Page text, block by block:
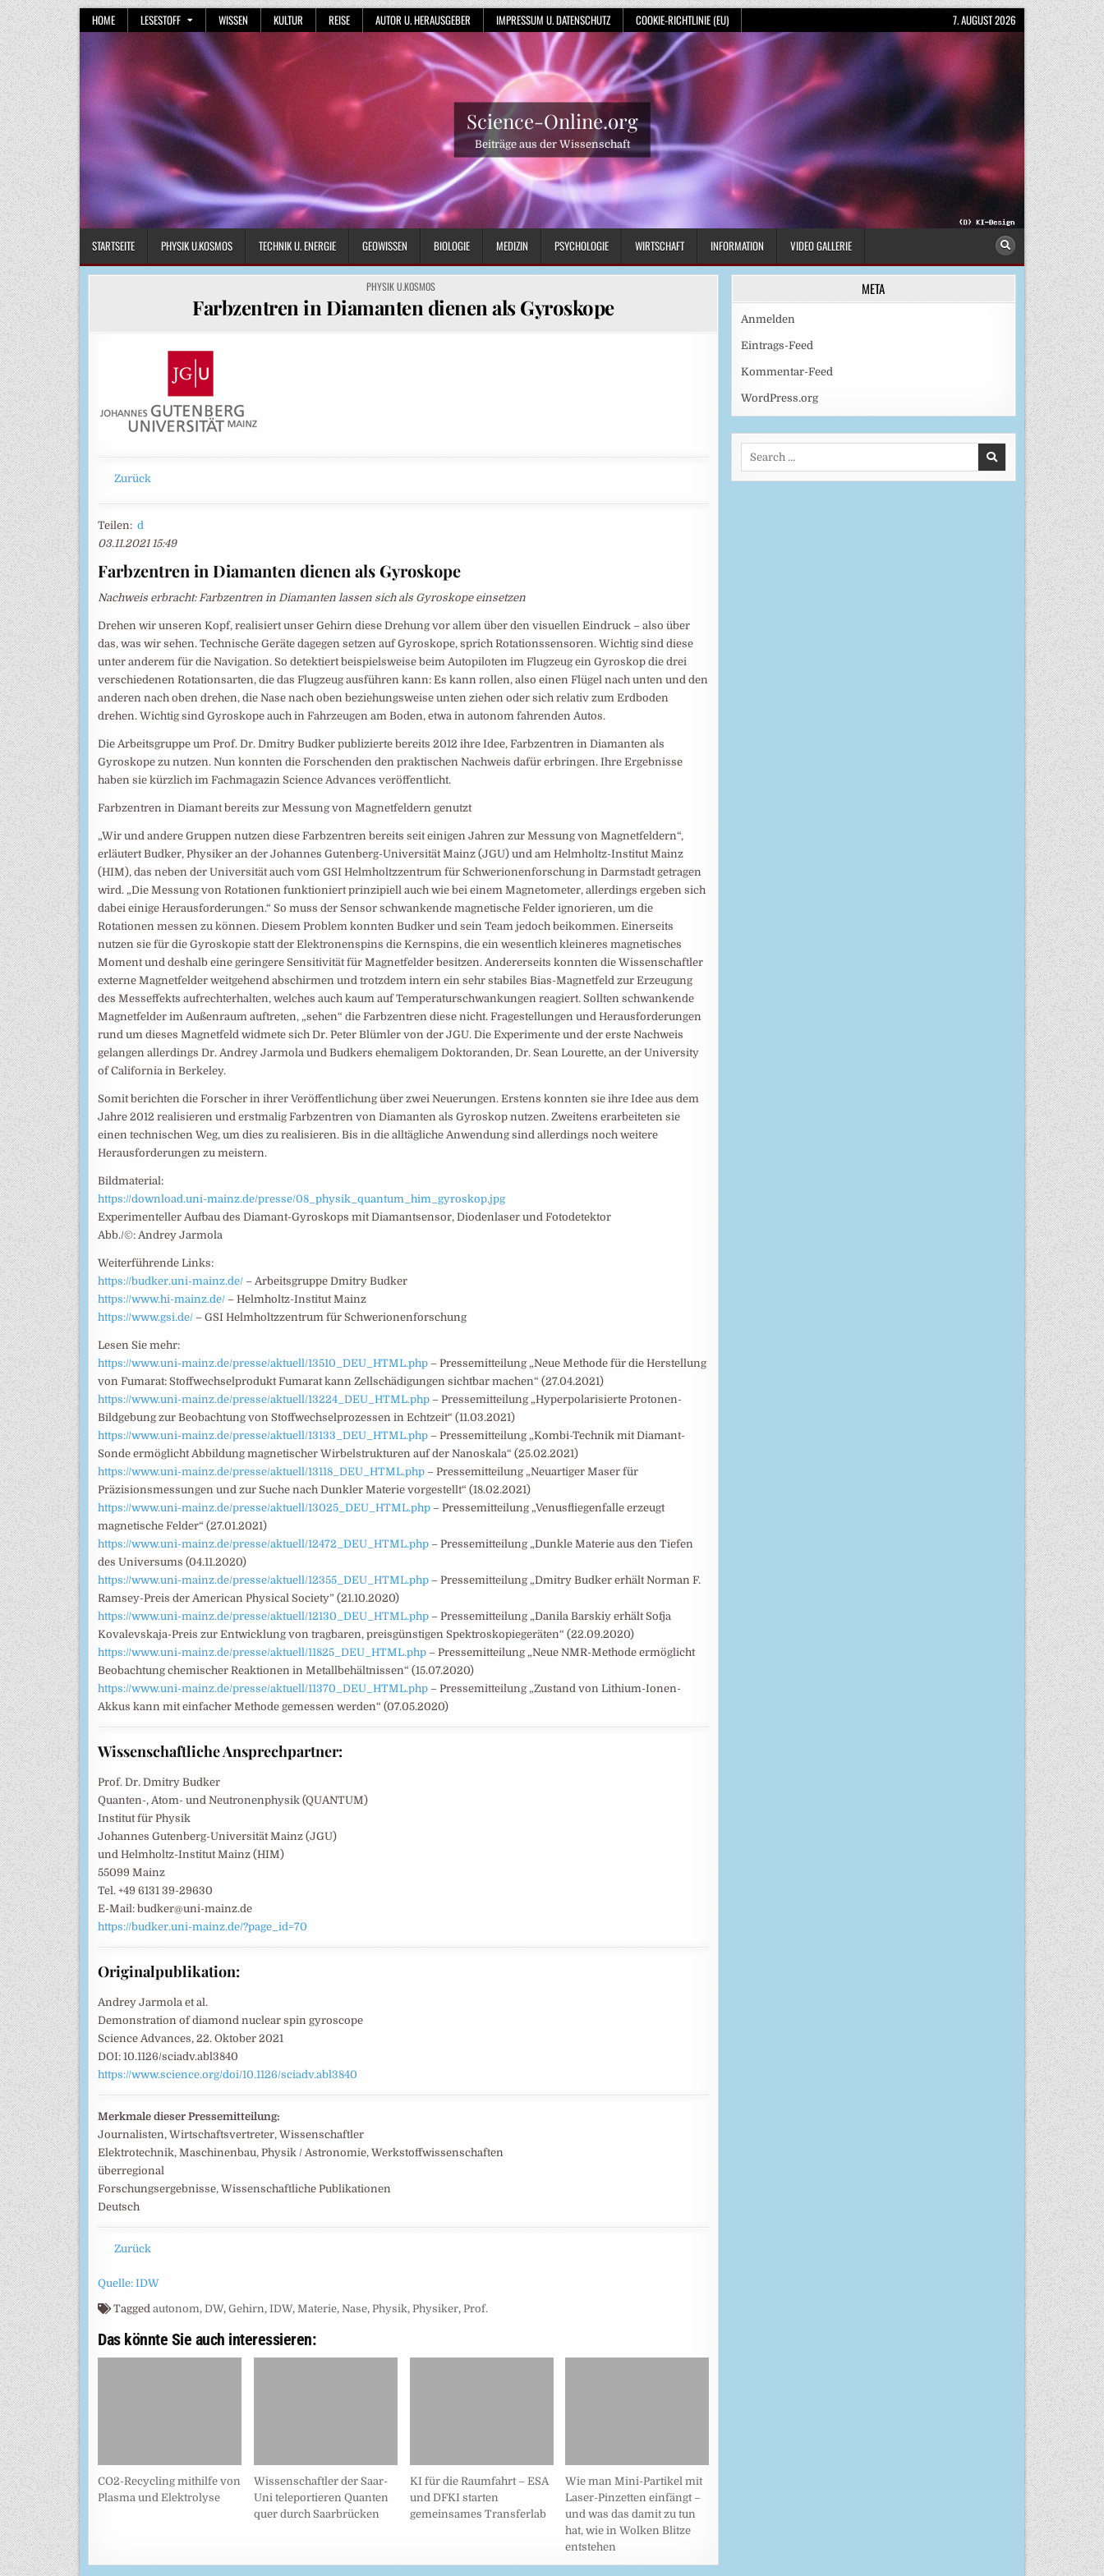
Skip
to
content
HOME LESESTOFF WISSEN KULTUR REISE AUTOR U. HERAUSGEBER IMPRESSUM U. DATENSCHUTZ COOKIE-RICHTLINIE (EU) 7. AUGUST 2026
Science-Online.org
Beiträge aus der Wissenschaft
STARTSEITE PHYSIK U.KOSMOS TECHNIK U. ENERGIE GEOWISSEN BIOLOGIE MEDIZIN PSYCHOLOGIE WIRTSCHAFT INFORMATION VIDEO GALLERIE
POSTED
IN
PHYSIK U.KOSMOS
Farbzentren in Diamanten dienen als Gyroskope
Zurück
Teilen: d
03.11.2021 15:49
Farbzentren in Diamanten dienen als Gyroskope
Nachweis erbracht: Farbzentren in Diamanten lassen sich als Gyroskope einsetzen
Drehen wir unseren Kopf, realisiert unser Gehirn diese Drehung vor allem über den visuellen Eindruck – also über
das, was wir sehen. Technische Geräte dagegen setzen auf Gyroskope, sprich Rotationssensoren. Wichtig sind diese
unter anderem für die Navigation. So detektiert beispielsweise beim Autopiloten im Flugzeug ein Gyroskop die drei
verschiedenen Rotationsarten, die das Flugzeug ausführen kann: Es kann rollen, also einen Flügel nach unten und den
anderen nach oben drehen, die Nase nach oben beziehungsweise unten ziehen oder sich relativ zum Erdboden
drehen. Wichtig sind Gyroskope auch in Fahrzeugen am Boden, etwa in autonom fahrenden Autos.
Die Arbeitsgruppe um Prof. Dr. Dmitry Budker publizierte bereits 2012 ihre Idee, Farbzentren in Diamanten als
Gyroskope zu nutzen. Nun konnten die Forschenden den praktischen Nachweis dafür erbringen. Ihre Ergebnisse
haben sie kürzlich im Fachmagazin Science Advances veröffentlicht.
Farbzentren in Diamant bereits zur Messung von Magnetfeldern genutzt
„Wir und andere Gruppen nutzen diese Farbzentren bereits seit einigen Jahren zur Messung von Magnetfeldern“,
erläutert Budker, Physiker an der Johannes Gutenberg-Universität Mainz (JGU) und am Helmholtz-Institut Mainz
(HIM), das neben der Universität auch vom GSI Helmholtzzentrum für Schwerionenforschung in Darmstadt getragen
wird. „Die Messung von Rotationen funktioniert prinzipiell auch wie bei einem Magnetometer, allerdings ergeben sich
dabei einige Herausforderungen.“ So muss der Sensor schwankende magnetische Felder ignorieren, um die
Rotationen messen zu können. Diesem Problem konnten Budker und sein Team jedoch beikommen. Einerseits
nutzen sie für die Gyroskopie statt der Elektronenspins die Kernspins, die ein wesentlich kleineres magnetisches
Moment und deshalb eine geringere Sensitivität für Magnetfelder besitzen. Andererseits konnten die Wissenschaftler
externe Magnetfelder weitgehend abschirmen und trotzdem intern ein sehr stabiles Bias-Magnetfeld zur Erzeugung
des Messeffekts aufrechterhalten, welches auch kaum auf Temperaturschwankungen reagiert. Sollten schwankende
Magnetfelder im Außenraum auftreten, „sehen“ die Farbzentren diese nicht. Fragestellungen und Herausforderungen
rund um dieses Magnetfeld widmete sich Dr. Peter Blümler von der JGU. Die Experimente und der erste Nachweis
gelangen allerdings Dr. Andrey Jarmola und Budkers ehemaligem Doktoranden, Dr. Sean Lourette, an der University
of California in Berkeley.
Somit berichten die Forscher in ihrer Veröffentlichung über zwei Neuerungen. Erstens konnten sie ihre Idee aus dem
Jahre 2012 realisieren und erstmalig Farbzentren von Diamanten als Gyroskop nutzen. Zweitens erarbeiteten sie
einen technischen Weg, um dies zu realisieren. Bis in die alltägliche Anwendung sind allerdings noch weitere
Herausforderungen zu meistern.
Bildmaterial:
https://download.uni-mainz.de/presse/08_physik_quantum_him_gyroskop.jpg
Experimenteller Aufbau des Diamant-Gyroskops mit Diamantsensor, Diodenlaser und Fotodetektor
Abb./©: Andrey Jarmola
Weiterführende Links:
https://budker.uni-mainz.de/ – Arbeitsgruppe Dmitry Budker
https://www.hi-mainz.de/ – Helmholtz-Institut Mainz
https://www.gsi.de/ – GSI Helmholtzzentrum für Schwerionenforschung
Lesen Sie mehr:
https://www.uni-mainz.de/presse/aktuell/13510_DEU_HTML.php – Pressemitteilung „Neue Methode für die Herstellung
von Fumarat: Stoffwechselprodukt Fumarat kann Zellschädigungen sichtbar machen“ (27.04.2021)
https://www.uni-mainz.de/presse/aktuell/13224_DEU_HTML.php – Pressemitteilung „Hyperpolarisierte Protonen-
Bildgebung zur Beobachtung von Stoffwechselprozessen in Echtzeit“ (11.03.2021)
https://www.uni-mainz.de/presse/aktuell/13133_DEU_HTML.php – Pressemitteilung „Kombi-Technik mit Diamant-
Sonde ermöglicht Abbildung magnetischer Wirbelstrukturen auf der Nanoskala“ (25.02.2021)
https://www.uni-mainz.de/presse/aktuell/13118_DEU_HTML.php – Pressemitteilung „Neuartiger Maser für
Präzisionsmessungen und zur Suche nach Dunkler Materie vorgestellt“ (18.02.2021)
https://www.uni-mainz.de/presse/aktuell/13025_DEU_HTML.php – Pressemitteilung „Venusfliegenfalle erzeugt
magnetische Felder“ (27.01.2021)
https://www.uni-mainz.de/presse/aktuell/12472_DEU_HTML.php – Pressemitteilung „Dunkle Materie aus den Tiefen
des Universums (04.11.2020)
https://www.uni-mainz.de/presse/aktuell/12355_DEU_HTML.php – Pressemitteilung „Dmitry Budker erhält Norman F.
Ramsey-Preis der American Physical Society” (21.10.2020)
https://www.uni-mainz.de/presse/aktuell/12130_DEU_HTML.php – Pressemitteilung „Danila Barskiy erhält Sofja
Kovalevskaja-Preis zur Entwicklung von tragbaren, preisgünstigen Spektroskopiegeräten“ (22.09.2020)
https://www.uni-mainz.de/presse/aktuell/11825_DEU_HTML.php – Pressemitteilung „Neue NMR-Methode ermöglicht
Beobachtung chemischer Reaktionen in Metallbehältnissen“ (15.07.2020)
https://www.uni-mainz.de/presse/aktuell/11370_DEU_HTML.php – Pressemitteilung „Zustand von Lithium-Ionen-
Akkus kann mit einfacher Methode gemessen werden“ (07.05.2020)
Wissenschaftliche Ansprechpartner:
Prof. Dr. Dmitry Budker
Quanten-, Atom- und Neutronenphysik (QUANTUM)
Institut für Physik
Johannes Gutenberg-Universität Mainz (JGU)
und Helmholtz-Institut Mainz (HIM)
55099 Mainz
Tel. +49 6131 39-29630
E-Mail: budker@uni-mainz.de
https://budker.uni-mainz.de/?page_id=70
Originalpublikation:
Andrey Jarmola et al.
Demonstration of diamond nuclear spin gyroscope
Science Advances, 22. Oktober 2021
DOI: 10.1126/sciadv.abl3840
https://www.science.org/doi/10.1126/sciadv.abl3840
Merkmale dieser Pressemitteilung:
Journalisten, Wirtschaftsvertreter, Wissenschaftler
Elektrotechnik, Maschinenbau, Physik / Astronomie, Werkstoffwissenschaften
überregional
Forschungsergebnisse, Wissenschaftliche Publikationen
Deutsch
Zurück
Quelle: IDW
Tagged autonom, DW, Gehirn, IDW, Materie, Nase, Physik, Physiker, Prof.
Das könnte Sie auch interessieren:
CO2-Recycling mithilfe von
Plasma und Elektrolyse
Wissenschaftler der Saar-
Uni teleportieren Quanten
quer durch Saarbrücken
KI für die Raumfahrt – ESA
und DFKI starten
gemeinsames Transferlab
Wie man Mini-Partikel mit
Laser-Pinzetten einfängt –
und was das damit zu tun
hat, wie in Wolken Blitze
entstehen
META
Anmelden
Eintrags-Feed
Kommentar-Feed
WordPress.org